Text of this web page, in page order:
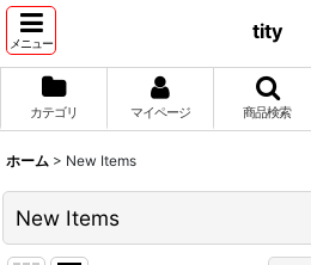
メニュー
tity
カテゴリ マイページ 商品検索
ホーム > New Items
New Items